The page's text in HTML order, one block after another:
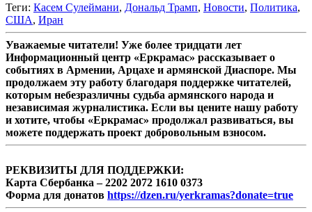
Теги: Касем Сулеймани, Дональд Трамп, Новости, Политика,
США, Иран
Уважаемые читатели! Уже более тридцати лет
Информационный центр «Еркрамас» рассказывает о
событиях в Армении, Арцахе и армянской Диаспоре. Мы
продолжаем эту работу благодаря поддержке читателей,
которым небезразличны судьба армянского народа и
независимая журналистика. Если вы цените нашу работу
и хотите, чтобы «Еркрамас» продолжал развиваться, вы
можете поддержать проект добровольным взносом.
РЕКВИЗИТЫ ДЛЯ ПОДДЕРЖКИ:
Карта Сбербанка – 2202 2072 1610 0373
Форма для донатов https://dzen.ru/yerkramas?donate=true